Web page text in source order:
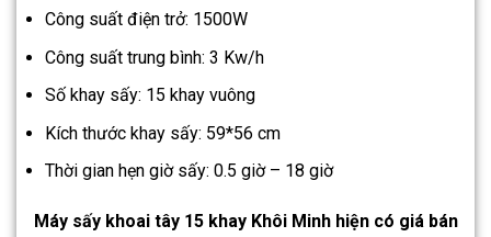
Công suất điện trở: 1500W
Công suất trung bình: 3 Kw/h
Số khay sấy: 15 khay vuông
Kích thước khay sấy: 59*56 cm
Thời gian hẹn giờ sấy: 0.5 giờ – 18 giờ
Máy sấy khoai tây 15 khay Khôi Minh hiện có giá bán